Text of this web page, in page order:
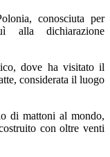
conosciuta per
alla dichiarazione
dove ha visitato il
considerata il luogo
di mattoni al mondo,
con oltre venti